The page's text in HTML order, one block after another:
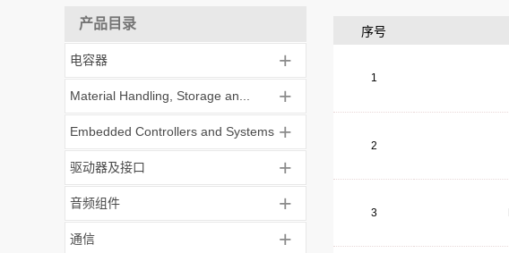
产品目录
电容器 +
Material Handling, Storage an... +
Embedded Controllers and Systems +
驱动器及接口 +
音频组件 +
通信 +
序号
1
2
3